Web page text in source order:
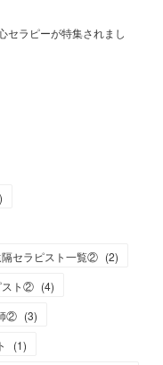
セラピーが特集されまし
)
隔セラピスト一覧② (2)
スト② (4)
② (3)
(1)